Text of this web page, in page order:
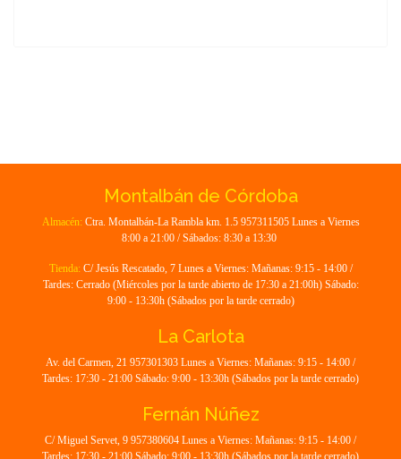
Montalbán de Córdoba
Almacén: Ctra. Montalbán-La Rambla km. 1.5 957311505 Lunes a Viernes
8:00 a 21:00 / Sábados: 8:30 a 13:30
Tienda: C/ Jesús Rescatado, 7 Lunes a Viernes: Mañanas: 9:15 - 14:00 /
Tardes: Cerrado (Miércoles por la tarde abierto de 17:30 a 21:00h) Sábado:
9:00 - 13:30h (Sábados por la tarde cerrado)
La Carlota
Av. del Carmen, 21 957301303 Lunes a Viernes: Mañanas: 9:15 - 14:00 /
Tardes: 17:30 - 21:00 Sábado: 9:00 - 13:30h (Sábados por la tarde cerrado)
Fernán Núñez
C/ Miguel Servet, 9 957380604 Lunes a Viernes: Mañanas: 9:15 - 14:00 /
Tardes: 17:30 - 21:00 Sábado: 9:00 - 13:30h (Sábados por la tarde cerrado)